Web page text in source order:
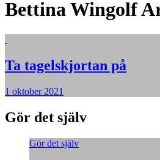
Bettina Wingolf
Ta tagelskjortan på
1 oktober 2021
Gör det själv
Gör det själv